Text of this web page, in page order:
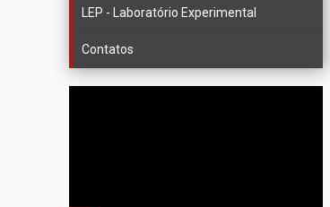
LEP - Laboratório Experimental
Contatos